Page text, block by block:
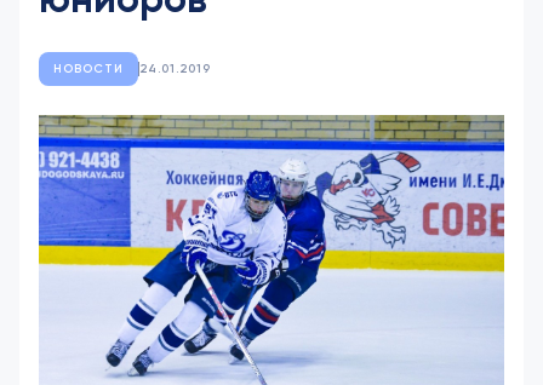
НОВОСТИ 24.01.2019